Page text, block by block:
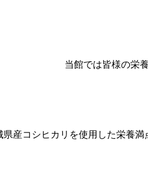
当館では皆様の栄
県産コシヒカリを使用した栄養